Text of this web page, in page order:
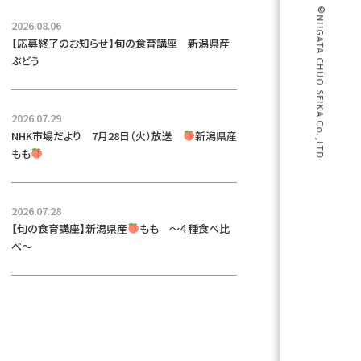
©NIIGATA CHUO SEIKA Co.,LTD
2026.08.06
【応募終了のお知らせ】旬の食育講座 新潟県産
ぶどう
2026.07.29
NHK市場だより 7月28日（火）放送
新潟県産
もも
2026.07.28
【旬の食育講座】新潟県産
もも ～４種食べ比
べ～